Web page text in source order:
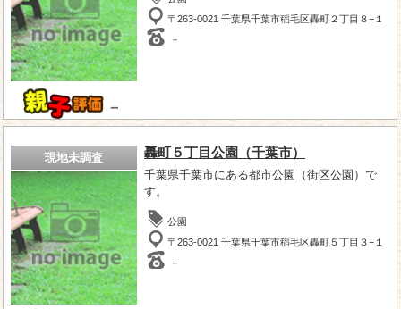
－
〒263-0021 千葉県千葉市稲毛区轟町２丁目８−１
－
現地未調査 轟町５丁目公園（千葉市）
千葉県千葉市にある都市公園（街区公園）で
す。
公園
〒263-0021 千葉県千葉市稲毛区轟町５丁目３−１
－